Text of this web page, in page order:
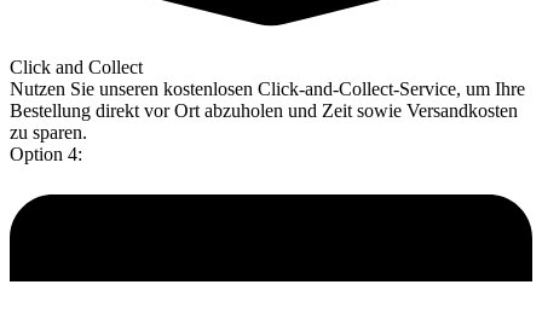
Click and Collect
Nutzen Sie unseren kostenlosen Click-and-Collect-Service, um Ihre
Bestellung direkt vor Ort abzuholen und Zeit sowie Versandkosten
zu sparen.
Option 4: